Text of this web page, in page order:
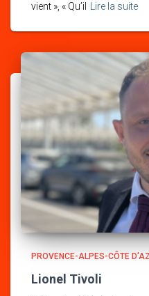
vient », « Qu’il
Lire la suite
PROVENCE-ALPES-CÔTE
Lionel Tivoli